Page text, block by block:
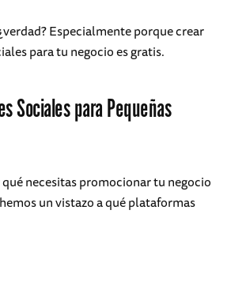
Especialmente porque crear
para tu negocio es gratis.
Sociales para Pequeñas
necesitas promocionar tu negocio
un vistazo a qué plataformas